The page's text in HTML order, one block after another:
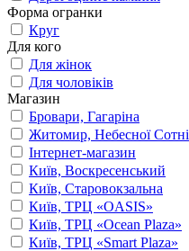
Форма огранки
Круг
Для кого
Для жінок
Для чоловіків
Магазин
Бровари, Гагаріна
Житомир, Небесної Сотні
Інтернет-магазин
Київ, Воскресенський
Київ, Старовокзальна
Київ, ТРЦ «OASIS»
Київ, ТРЦ «Ocean Plaza»
Київ, ТРЦ «Smart Plaza»